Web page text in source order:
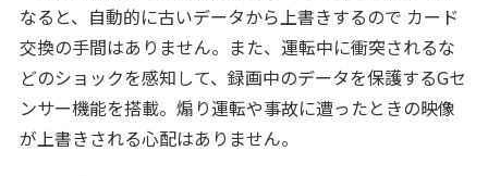
なると、自動的に古いデータから上書きするので カード
交換の手間はありません。また、運転中に衝突されるな
どのショックを感知して、録画中のデータを保護するGセ
ンサー機能を搭載。煽り運転や事故に遭ったときの映像
が上書きされる心配はありません。